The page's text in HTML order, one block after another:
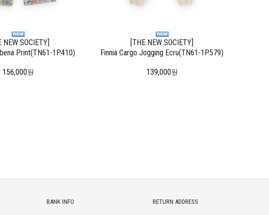
NEW SOCIETY]
Print(TN61-1P410)
156,000원
[THE NEW SOCIETY]
Finnia Cargo Jogging Ecru(TN61-1P579)
139,000원
BANK INFO RETURN ADDRESS